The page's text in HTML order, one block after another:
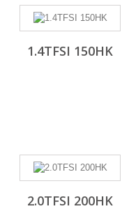
1.4TFSI 150HK
2.0TFSI 200HK